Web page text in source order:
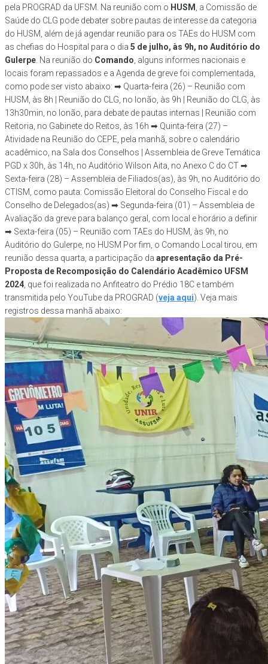
pela PROGRAD da UFSM. Na reunião com o HUSM
, a Comissão de
Saúde do CLG pode debater sobre pautas de interesse da categoria
do HUSM, além de já agendar reunião para os TAEs do HUSM com
as chefias do Hospital para o dia 5 de julho, às 9h, no Auditório do
Gulerpe . Na reunião do Comando , alguns informes nacionais e
locais foram repassados e a Agenda de greve foi complementada,
como pode ser visto abaixo: ➡ Quarta-feira (26) – Reunião com
HUSM, às 8h | Reunião do CLG, no lonão, às 9h | Reunião do CLG, às
13h30min, no lonão, para debate de pautas internas | Reunião com
Reitoria, no Gabinete do Reitos, às 16h ➡ Quinta-feira (27) –
Atividade na Reunião do CEPE, pela manhã, sobre o calendário
acadêmico, na Sala dos Conselhos | Assembleia de Greve Temática
PGD x 30h, às 14h, no Auditório Wilson Aita, no Anexo C do CT ➡
Sexta-feira (28) – Assembleia de Filiados(as), às 9h, no Auditório do
CTISM, como pauta: Comissão Eleitoral do Conselho Fiscal e do
Conselho de Delegados(as) ➡ Segunda-feira (01) – Assembleia de
Avaliação da greve para balanço geral, com local e horário a definir
➡ Sexta-feira (05) – Reunião com TAEs do HUSM, às 9h, no
Auditório do Gulerpe, no HUSM Por fim, o Comando Local tirou, em
reunião dessa quarta, a participação da apresentação da Pré-
Proposta de Recomposição do Calendário Acadêmico UFSM
2024 , que foi realizada no Anfiteatro do Prédio 18C e também
transmitida pelo YouTube da PROGRAD (veja aqui). Veja mais
registros dessa manhã abaixo: